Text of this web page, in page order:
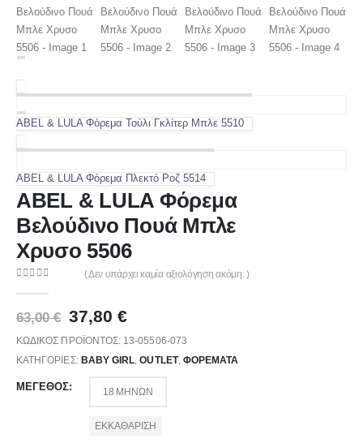
ABEL & LULA Φόρεμα Τούλι Γκλίτερ Μπλε 5510
ABEL & LULA Φόρεμα Πλεκτό Ροζ 5514
ABEL & LULA Φόρεμα
Βελούδινο Πουά Μπλε
Χρυσο 5506
( Δεν υπάρχει καμία αξιολόγηση ακόμη. )
63,00€ Original
price
was:
63,00 €.
37,80 €Η
τιμή
είναι:
37,80 €.
ΚΩΔΙΚΌΣ ΠΡΟΪΌΝΤΟΣ: 13-05506-073
ΚΑΤΗΓΟΡΊΕΣ: BABY GIRL,OUTLET, ΦΟΡΈΜΑΤΑ
ΜΈΓΕΘΟΣ 18 ΜΗΝΏΝ
ΕΚΚΑΘΆΡΙΣΗ